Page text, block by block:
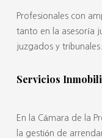
Profesionales con
tanto en la asesoría
juzgados y tribunales.
Servicios
En la Cámara de la
la gestión de